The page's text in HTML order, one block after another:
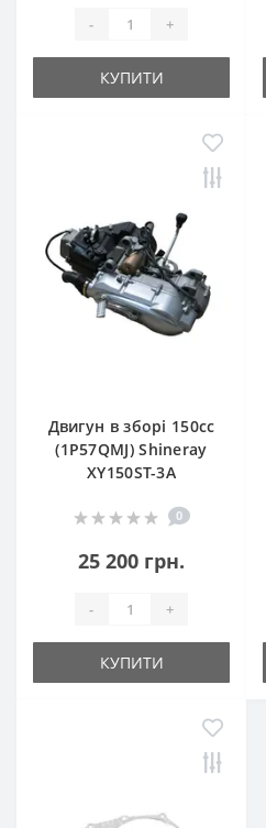
- +
КУПИТИ
Двигун в зборі 150cc
(1Р57QMJ) Shineray
XY150ST-3A
0
25 200 грн.
- +
КУПИТИ